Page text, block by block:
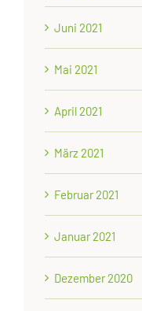
Juni 2021
Mai 2021
April 2021
März 2021
Februar 2021
Januar 2021
Dezember 2020